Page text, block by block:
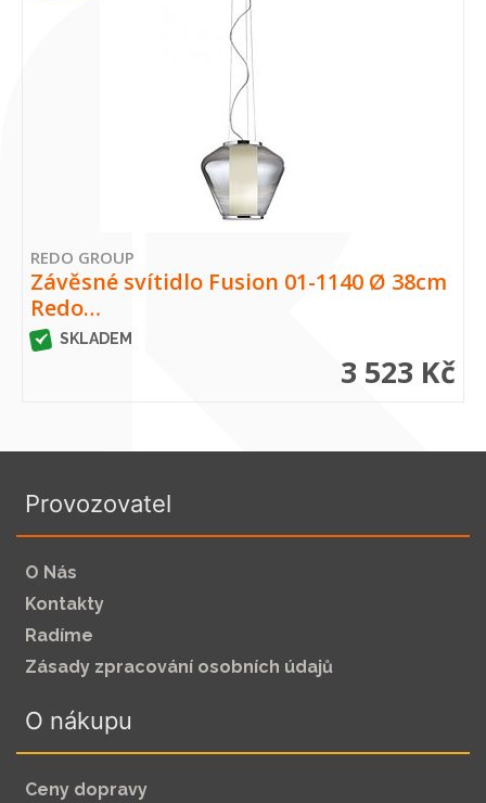
REDO GROUP
Závěsné svítidlo Fusion 01-1140 Ø 38cm
Redo…
SKLADEM
3 523 Kč
Provozovatel
O Nás
Kontakty
Radíme
Zásady zpracování osobních údajů
O nákupu
Ceny dopravy